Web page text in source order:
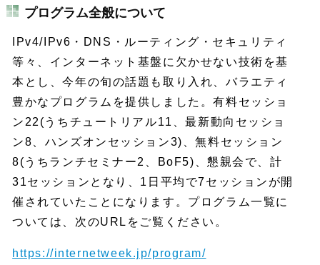
プログラム全般について
IPv4/IPv6・DNS・ルーティング・セキュリティ
等々、インターネット基盤に欠かせない技術を基
本とし、今年の旬の話題も取り入れ、バラエティ
豊かなプログラムを提供しました。有料セッショ
ン22(うちチュートリアル11、最新動向セッショ
ン8、ハンズオンセッション3)、無料セッション
8(うちランチセミナー2、BoF5)、懇親会で、計
31セッションとなり、1日平均で7セッションが開
催されていたことになります。プログラム一覧に
ついては、次のURLをご覧ください。
https://internetweek.jp/program/